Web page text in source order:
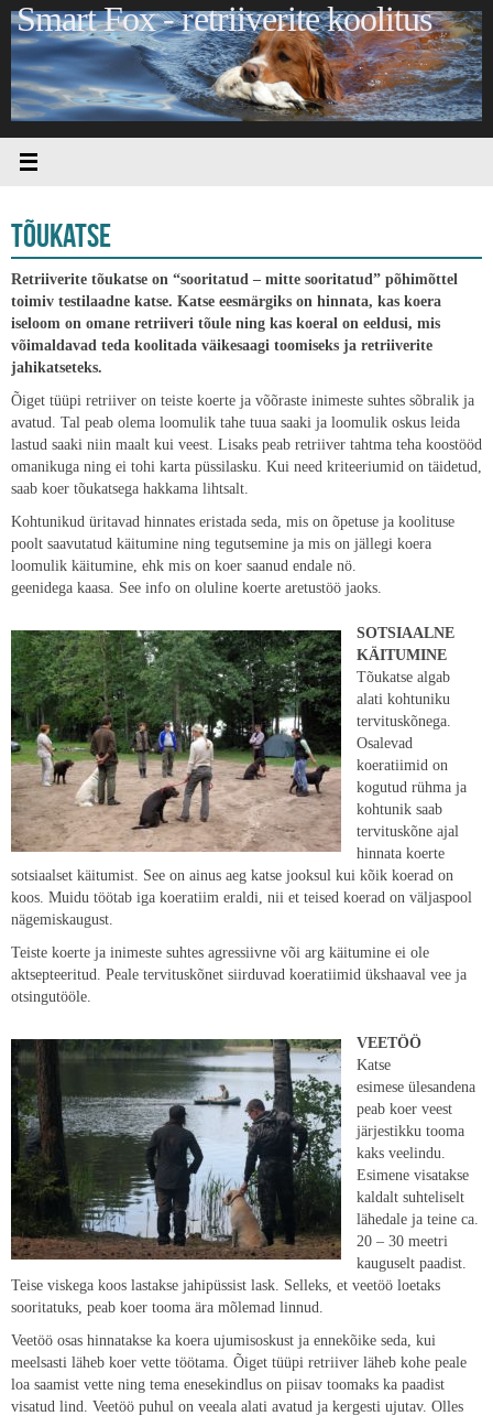
Skip
content
Smart Fox - retriiverite koolitus
TÕUKATSE
Retriiverite tõukatse on “sooritatud – mitte sooritatud” põhimõttel
toimiv testilaadne katse. Katse eesmärgiks on hinnata, kas koera
iseloom on omane retriiveri tõule ning kas koeral on eeldusi, mis
võimaldavad teda koolitada väikesaagi toomiseks ja retriiverite
jahikatseteks.
Õiget tüüpi retriiver on teiste koerte ja võõraste inimeste suhtes sõbralik ja
avatud. Tal peab olema loomulik tahe tuua saaki ja loomulik oskus leida
lastud saaki niin maalt kui veest. Lisaks peab retriiver tahtma teha koostööd
omanikuga ning ei tohi karta püssilasku. Kui need kriteeriumid on täidetud,
saab koer tõukatsega hakkama lihtsalt.
Kohtunikud üritavad hinnates eristada seda, mis on õpetuse ja koolituse
poolt saavutatud käitumine ning tegutsemine ja mis on jällegi koera
loomulik käitumine, ehk mis on koer saanud endale nö.
geenidega kaasa. See info on oluline koerte aretustöö jaoks.
SOTSIAALNE
KÄITUMINE
Tõukatse algab
alati kohtuniku
tervituskõnega.
Osalevad
koeratiimid on
kogutud rühma ja
kohtunik saab
tervituskõne ajal
hinnata koerte
sotsiaalset käitumist. See on ainus aeg katse jooksul kui kõik koerad on
koos. Muidu töötab iga koeratiim eraldi, nii et teised koerad on väljaspool
nägemiskaugust.
Teiste koerte ja inimeste suhtes agressiivne või arg käitumine ei ole
aktsepteeritud. Peale tervituskõnet siirduvad koeratiimid ükshaaval vee ja
otsingutööle.
VEETÖÖ
Katse
esimese ülesandena
peab koer veest
järjestikku tooma
kaks veelindu.
Esimene visatakse
kaldalt suhteliselt
lähedale ja teine ca.
20 – 30 meetri
kauguselt paadist.
Teise viskega koos lastakse jahipüssist lask. Selleks, et veetöö loetaks
sooritatuks, peab koer tooma ära mõlemad linnud.
Veetöö osas hinnatakse ka koera ujumisoskust ja ennekõike seda, kui
meelsasti läheb koer vette töötama. Õiget tüüpi retriiver läheb kohe peale
loa saamist vette ning tema enesekindlus on piisav toomaks ka paadist
visatud lind. Veetöö puhul on veeala alati avatud ja kergesti ujutav. Olles